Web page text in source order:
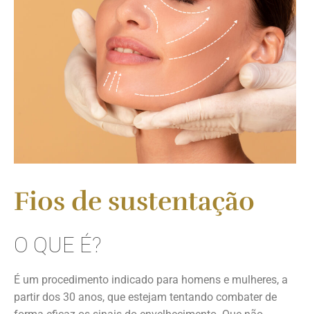
Fios de sustentação
O QUE É?
É um procedimento indicado para homens e mulheres, a
partir dos 30 anos, que estejam tentando combater de